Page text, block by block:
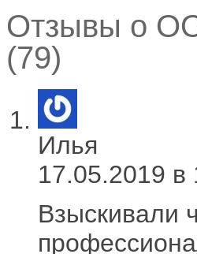
Отзывы о
(79)
Илья
17.05.2019 в
Взыскивали